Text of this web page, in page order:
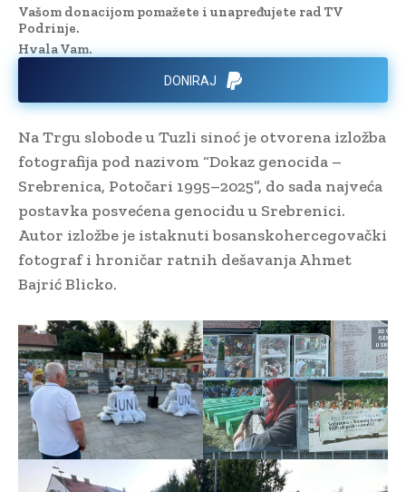
Vašom donacijom pomažete i unapređujete rad TV
Podrinje.
Hvala Vam.
DONIRAJ
Na Trgu slobode u Tuzli sinoć je otvorena izložba
fotografija pod nazivom “Dokaz genocida –
Srebrenica, Potočari 1995–2025”, do sada najveća
postavka posvećena genocidu u Srebrenici.
Autor izložbe je istaknuti bosanskohercegovački
fotograf i hroničar ratnih dešavanja Ahmet
Bajrić Blicko.